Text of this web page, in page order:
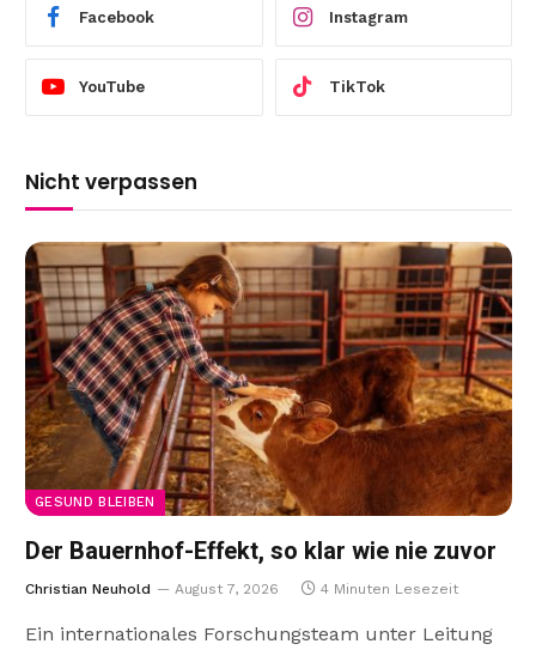
Facebook Instagram
YouTube TikTok
Nicht verpassen
GESUND BLEIBEN
Der Bauernhof-Effekt, so klar wie nie zuvor
Christian Neuhold August 7, 2026 4 Minuten Lesezeit
Ein internationales Forschungsteam unter Leitung